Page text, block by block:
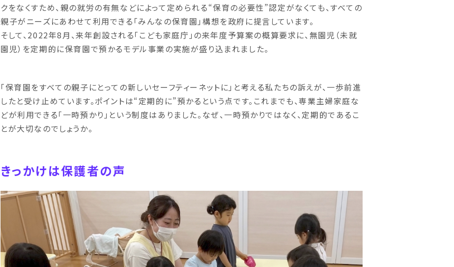
クをなくすため、親の就労の有無などによって定められる“保育の必要性”認定がなくても、すべての
親子がニーズにあわせて利用できる「みんなの保育園」構想を政府に提言しています。
そして、2022年8月、来年創設される「こども家庭庁」の来年度予算案の概算要求に、無園児（未就
園児）を定期的に保育園で預かるモデル事業の実施が盛り込まれました。
「保育園をすべての親子にとっての新しいセーフティーネットに」と考える私たちの訴えが、一歩前進
したと受け止めています。ポイントは“定期的に”預かるという点です。これまでも、専業主婦家庭な
どが利用できる「一時預かり」という制度はありました。なぜ、一時預かりではなく、定期的であるこ
とが大切なのでしょうか。
きっかけは保護者の声